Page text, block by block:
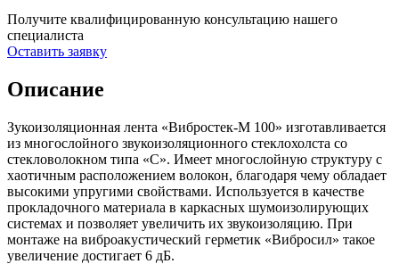
Получите квалифицированную консультацию нашего
специалиста
Оставить заявку
Описание
Зукоизоляционная лента «Вибростек-М 100» изготавливается
из многослойного звукоизоляционного стеклохолста со
стекловолокном типа «С». Имеет многослойную структуру с
хаотичным расположением волокон, благодаря чему обладает
высокими упругими свойствами. Используется в качестве
прокладочного материала в каркасных шумоизолирующих
системах и позволяет увеличить их звукоизоляцию. При
монтаже на виброакустический герметик «Вибросил» такое
увеличение достигает 6 дБ.